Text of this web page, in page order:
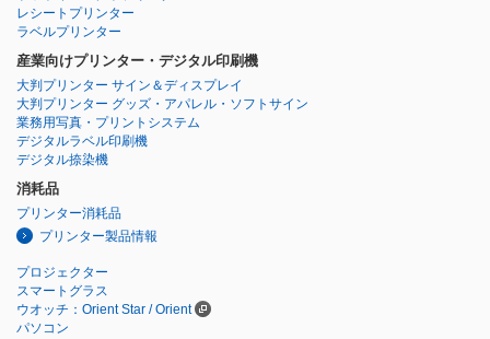
レシートプリンター
ラベルプリンター
産業向けプリンター・デジタル印刷機
大判プリンター サイン＆ディスプレイ
大判プリンター グッズ・アパレル・ソフトサイン
業務用写真・プリントシステム
デジタルラベル印刷機
デジタル捺染機
消耗品
プリンター消耗品
プリンター製品情報
プロジェクター
スマートグラス
ウオッチ：Orient Star / Orient
パソコン